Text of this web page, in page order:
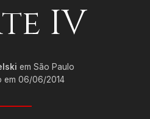
IV
em São Paulo
em 06/06/2014